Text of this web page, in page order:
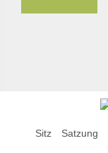
Sitz Satzung